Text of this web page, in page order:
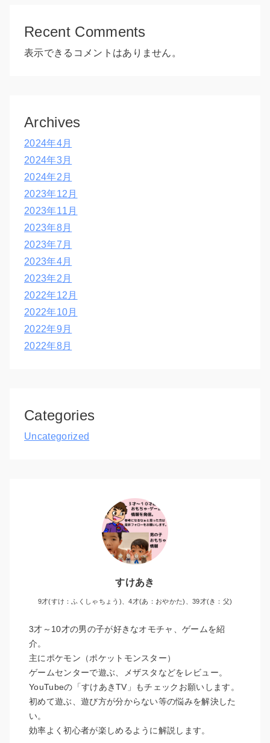
Recent Comments
表示できるコメントはありません。
Archives
2024年4月
2024年3月
2024年2月
2023年12月
2023年11月
2023年8月
2023年7月
2023年4月
2023年2月
2022年12月
2022年10月
2022年9月
2022年8月
Categories
Uncategorized
すけあき
9才(すけ：ふくしゃちょう)、4才(あ：おやかた)、39才(き：父)
3才～10才の男の子が好きなオモチャ、ゲームを紹
介。
主にポケモン（ポケットモンスター）
ゲームセンターで遊ぶ、メザスタなどをレビュー。
YouTubeの「すけあきTV」もチェックお願いします。
初めて遊ぶ、遊び方が分からない等の悩みを解決した
い。
効率よく初心者が楽しめるように解説します。